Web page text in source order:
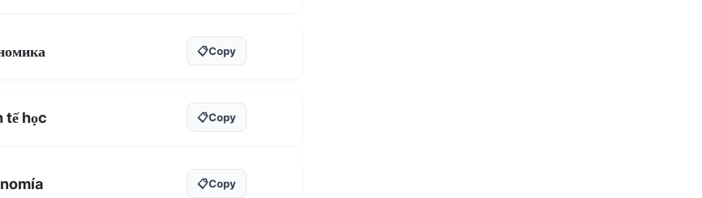
📋Copy
tế học 📋Copy
📋Copy